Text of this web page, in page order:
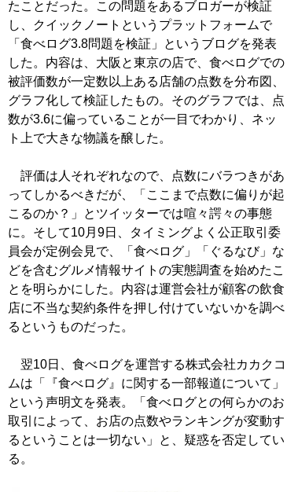
たことだった。この問題をあるブロガーが検証
し、クイックノートというプラットフォームで
「食べログ3.8問題を検証」というブログを発表
した。内容は、大阪と東京の店で、食べログでの
被評価数が一定数以上ある店舗の点数を分布図、
グラフ化して検証したもの。そのグラフでは、点
数が3.6に偏っていることが一目でわかり、ネッ
ト上で大きな物議を醸した。
評価は人それぞれなので、点数にバラつきがあ
ってしかるべきだが、「ここまで点数に偏りが起
こるのか？」とツイッターでは喧々諤々の事態
に。そして10月9日、タイミングよく公正取引委
員会が定例会見で、「食べログ」「ぐるなび」な
どを含むグルメ情報サイトの実態調査を始めたこ
とを明らかにした。内容は運営会社が顧客の飲食
店に不当な契約条件を押し付けていないかを調べ
るというものだった。
翌10日、食べログを運営する株式会社カカクコ
ムは「『食べログ』に関する一部報道について」
という声明文を発表。「食べログとの何らかのお
取引によって、お店の点数やランキングが変動す
るということは一切ない」と、疑惑を否定してい
る。